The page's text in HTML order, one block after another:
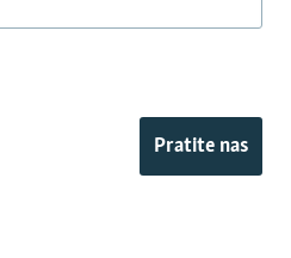
Pratite nas